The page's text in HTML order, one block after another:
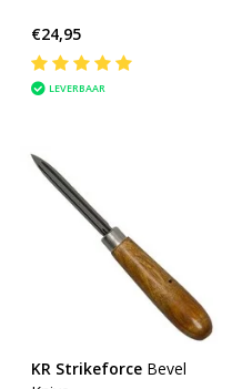
€24,95
LEVERBAAR
KR Strikeforce Bevel